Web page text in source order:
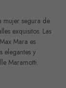
mujer segura de
exquisitos. Las
Mara es
elegantes y
Maramotti.